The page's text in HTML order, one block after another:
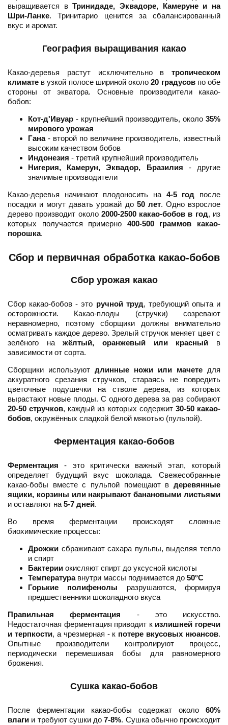
выращивается вТринидаде, Эквадоре, Камеруне и на
Шри-Ланке. Тринитарио ценится за сбалансированный
вкус и аромат.
География выращивания какао
Какао-деревья растут исключительно в тропическом
климате в узкой полосе шириной около20 градусовпо обе
стороны от экватора. Основные производители какао-
бобов:
Кот-д'Ивуар - крупнейший производитель, около 35%
мирового урожая
Гана- второй по величине производитель, известный
высоким качеством бобов
Индонезия - третий крупнейший производитель
Нигерия, Камерун, Эквадор, Бразилия - другие
значимые производители
Какао-деревья начинают плодоносить на 4-5 год после
посадки и могут давать урожай до 50 лет. Одно взрослое
дерево производит около 2000-2500 какао-бобов в год, из
которых получается примерно 400-500 граммов какао-
порошка.
Сбор и первичная обработка какао-бобов
Сбор урожая какао
Сбор какао-бобов - это ручной труд, требующий опыта и
осторожности. Какао-плоды (стручки) созревают
неравномерно, поэтому сборщики должны внимательно
осматривать каждое дерево. Зрелый стручок меняет цвет с
зелёного нажёлтый, оранжевый или красный в
зависимости от сорта.
Сборщики используют длинные ножи или мачете для
аккуратного срезания стручков, стараясь не повредить
цветочные подушечки на стволе дерева, из которых
вырастают новые плоды. С одного дерева за раз собирают
20-50 стручков, каждый из которых содержит 30-50 какао-
бобов, окружённых сладкой белой мякотью (пульпой).
Ферментация какао-бобов
Ферментация - это критически важный этап, который
определяет будущий вкус шоколада. Свежесобранные
какао-бобы вместе с пульпой помещают в деревянные
ящики, корзины или накрывают банановыми листьями
и оставляют на 5-7 дней.
Во время ферментации происходят сложные
биохимические процессы:
Дрожжи сбраживают сахара пульпы, выделяя тепло
и спирт
Бактерии окисляют спирт до уксусной кислоты
Температуравнутри массы поднимается до 50°C
Горькие полифенолы разрушаются, формируя
предшественники шоколадного вкуса
Правильная ферментация - это искусство.
Недостаточная ферментация приводит к излишней горечи
и терпкости, а чрезмерная - к потере вкусовых нюансов.
Опытные производители контролируют процесс,
периодически перемешивая бобы для равномерного
брожения.
Сушка какао-бобов
После ферментации какао-бобы содержат около 60%
влаги и требуют сушки до7-8%. Сушка обычно происходит